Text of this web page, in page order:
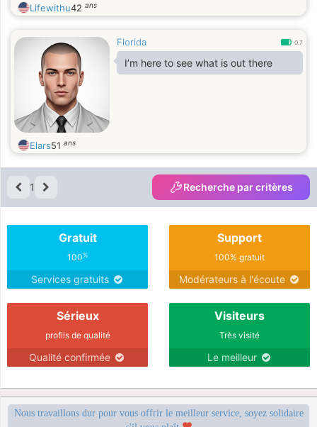
Lifewithu42 ans
Florida 0.7
I’m here to see what is out there
Elars51 ans
1 Recherche par critères
Gratuit
100%
Services gratuits
Support
100% gratuit
Modérateurs à l'écoute
Sérieux
profils de qualité
Qualité confirmée
Visiteurs
Très visité
Le meilleur
Nous travaillons dur pour vous offrir le meilleur service, soyez solidaire